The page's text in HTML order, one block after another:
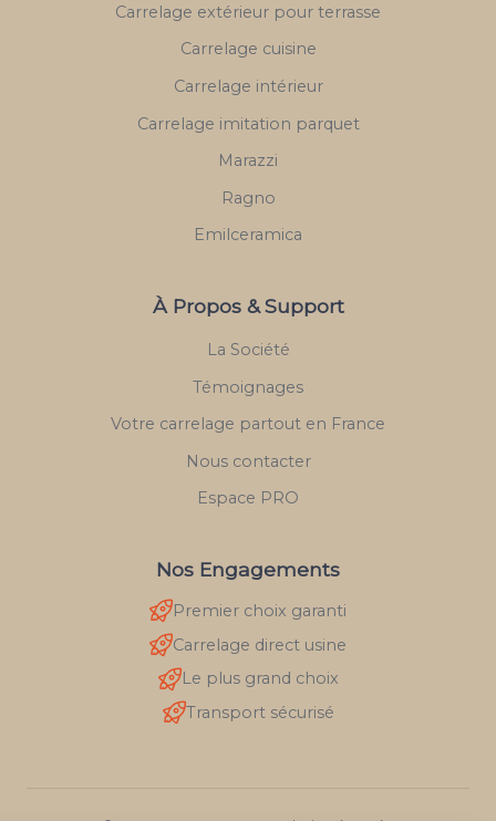
Carrelage extérieur pour terrasse
Carrelage cuisine
Carrelage intérieur
Carrelage imitation parquet
Marazzi
Ragno
Emilceramica
À Propos & Support
La Société
Témoignages
Votre carrelage partout en France
Nous contacter
Espace PRO
Nos Engagements
Premier choix garanti
Carrelage direct usine
Le plus grand choix
Transport sécurisé